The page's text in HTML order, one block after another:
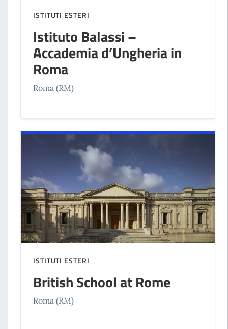
ISTITUTI ESTERI
Istituto Balassi –
Accademia d’Ungheria in
Roma
Roma (RM)
ISTITUTI ESTERI
British School at Rome
Roma (RM)